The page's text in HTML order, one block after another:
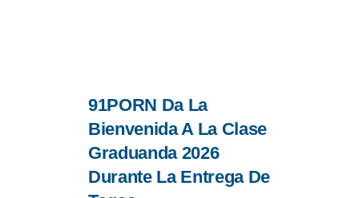
91PORN Da La
Bienvenida A La Clase
Graduanda 2026
Durante La Entrega De